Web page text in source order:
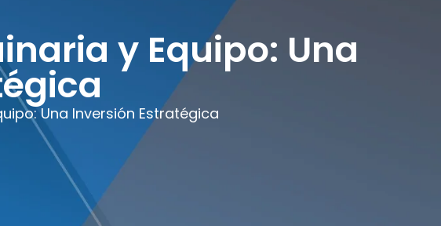
y Equipo: Una
Una Inversión Estratégica